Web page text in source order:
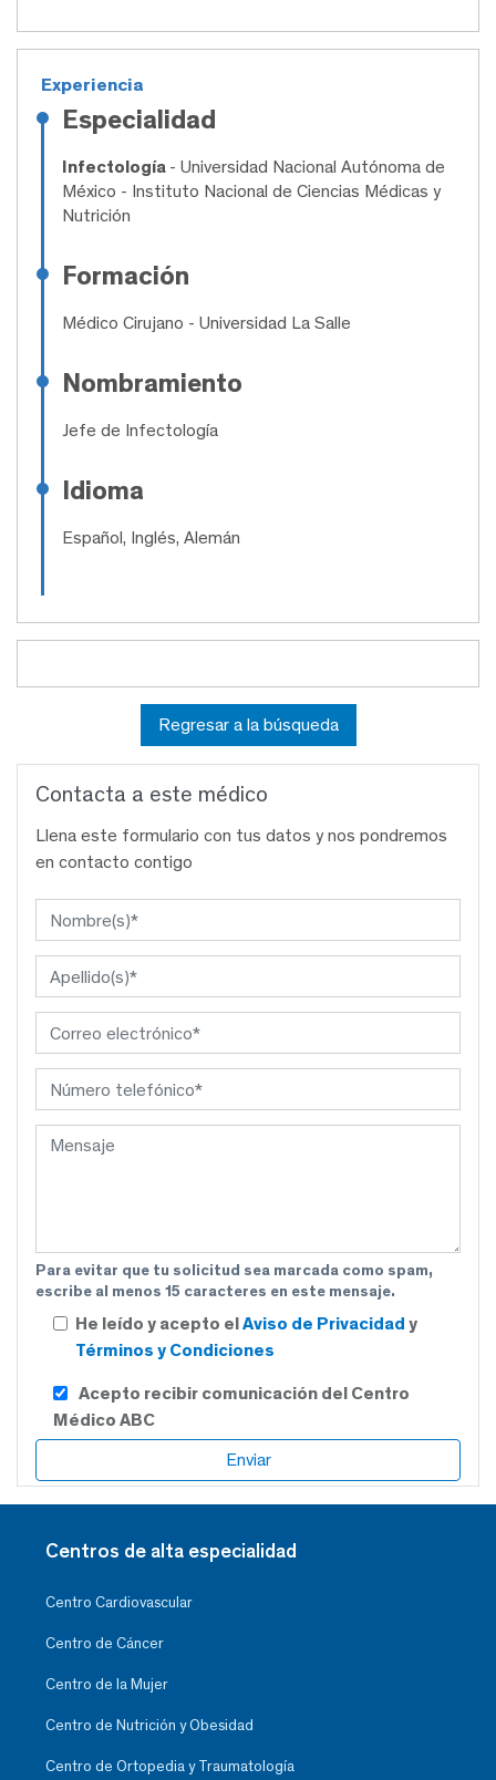
Experiencia
Especialidad
Infectología - Universidad Nacional Autónoma de
México - Instituto Nacional de Ciencias Médicas y
Nutrición
Formación
Médico Cirujano - Universidad La Salle
Nombramiento
Jefe de Infectología
Idioma
Español, Inglés, Alemán
Regresar a la búsqueda
Contacta a este médico
Llena este formulario con tus datos y nos pondremos
en contacto contigo
Para evitar que tu solicitud sea marcada como spam,
escribe al menos 15 caracteres en este mensaje.
He leído y acepto elAviso de Privacidad y
Términos y Condiciones
Acepto recibir comunicación del Centro
Médico ABC
Centros de alta especialidad
Centro Cardiovascular
Centro de Cáncer
Centro de la Mujer
Centro de Nutrición y Obesidad
Centro de Ortopedia y Traumatología